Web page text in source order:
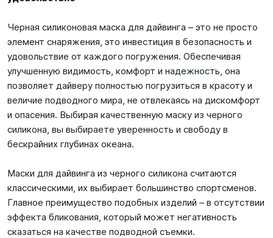
Черная силиконовая маска для дайвинга – это не просто
элемент снаряжения, это инвестиция в безопасность и
удовольствие от каждого погружения. Обеспечивая
улучшенную видимость, комфорт и надежность, она
позволяет дайверу полностью погрузиться в красоту и
величие подводного мира, не отвлекаясь на дискомфорт
и опасения. Выбирая качественную маску из черного
силикона, вы выбираете уверенность и свободу в
бескрайних глубинах океана.
Маски для дайвинга из черного силикона считаются
классическими, их выбирает большинство спортсменов.
Главное преимущество подобных изделий – в отсутствии
эффекта бликования, который может негативность
сказаться на качестве подводной съемки.